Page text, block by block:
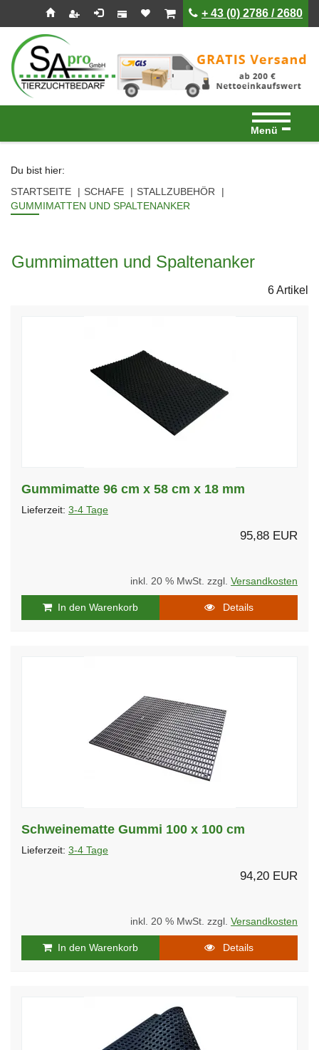
Seitenebreiche:
ist leerist leer+ 43 (0) 2786 / 2680
Menü
Du bist hier:
STARTSEITE
SCHAFE
STALLZUBEHÖR
GUMMIMATTEN UND SPALTENANKER
Gummimatten und Spaltenanker
6 Artikel
Gummimatte 96 cm x 58 cm x 18 mm
Lieferzeit: 3-4 Tage
95,88 EUR
inkl. 20 % MwSt. zzgl. Versandkosten
In den Warenkorb Details
Schweinematte Gummi 100 x 100 cm
Lieferzeit: 3-4 Tage
94,20 EUR
inkl. 20 % MwSt. zzgl. Versandkosten
In den Warenkorb Details